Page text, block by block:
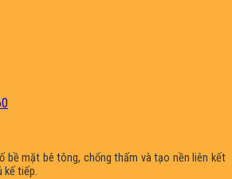
bề mặt bê tông, chống thấm và tạo nền liên kết
kế tiếp.